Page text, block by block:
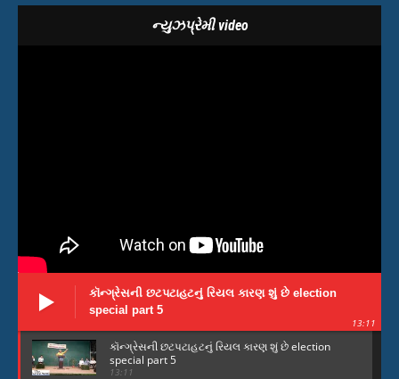
ન્યુઝપ્રેમી video
કૉન્ગ્રેસની છટપટાહટનું રિયલ કારણ શું છે election
special part 5
13:11
કૉન્ગ્રેસની છટપટાહટનું રિયલ કારણ શું છે election
special part 5
13:11